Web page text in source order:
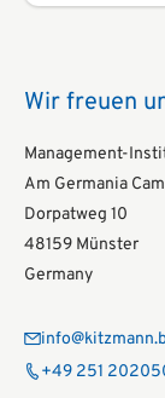
Wir freuen
Management-
Am Germania
Dorpatweg 10
48159 Münster
Germany
+49 251